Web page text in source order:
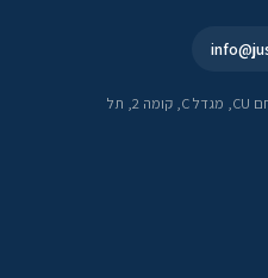
רחוב ראול ולנברג 18, מתחם CU, מגדל C, קומה 2, תל